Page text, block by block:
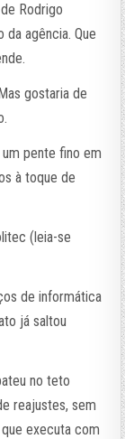
Rodrigo
da agência. Que
gostaria de
pente fino em
à toque de
(leia-se
de informática
já saltou
no teto
reajustes, sem
executa com